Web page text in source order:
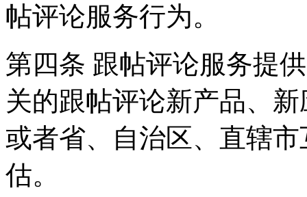
帖评论服务行为。
第四条 跟帖评论服务提
关的跟帖评论新产品、
或者省、自治区、直辖
估。